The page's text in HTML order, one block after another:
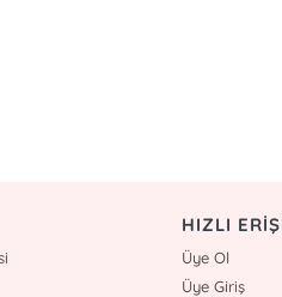
HIZLI
Üye Ol
Üye Giriş